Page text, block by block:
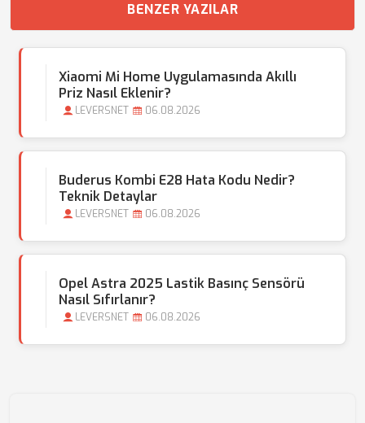
BENZER YAZILAR
Xiaomi Mi Home Uygulamasında Akıllı
Priz Nasıl Eklenir?
LEVERSNET 06.08.2026
Buderus Kombi E28 Hata Kodu Nedir?
Teknik Detaylar
LEVERSNET 06.08.2026
Opel Astra 2025 Lastik Basınç Sensörü
Nasıl Sıfırlanır?
LEVERSNET 06.08.2026